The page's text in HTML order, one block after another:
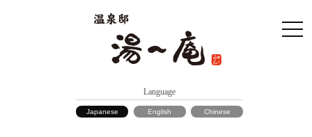
Language
Japanese English Chinese